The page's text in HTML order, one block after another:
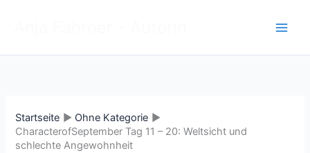
Startseite
Ohne Kategorie
CharacterofSeptember Tag 11 – 20: Weltsicht und
schlechte Angewohnheit